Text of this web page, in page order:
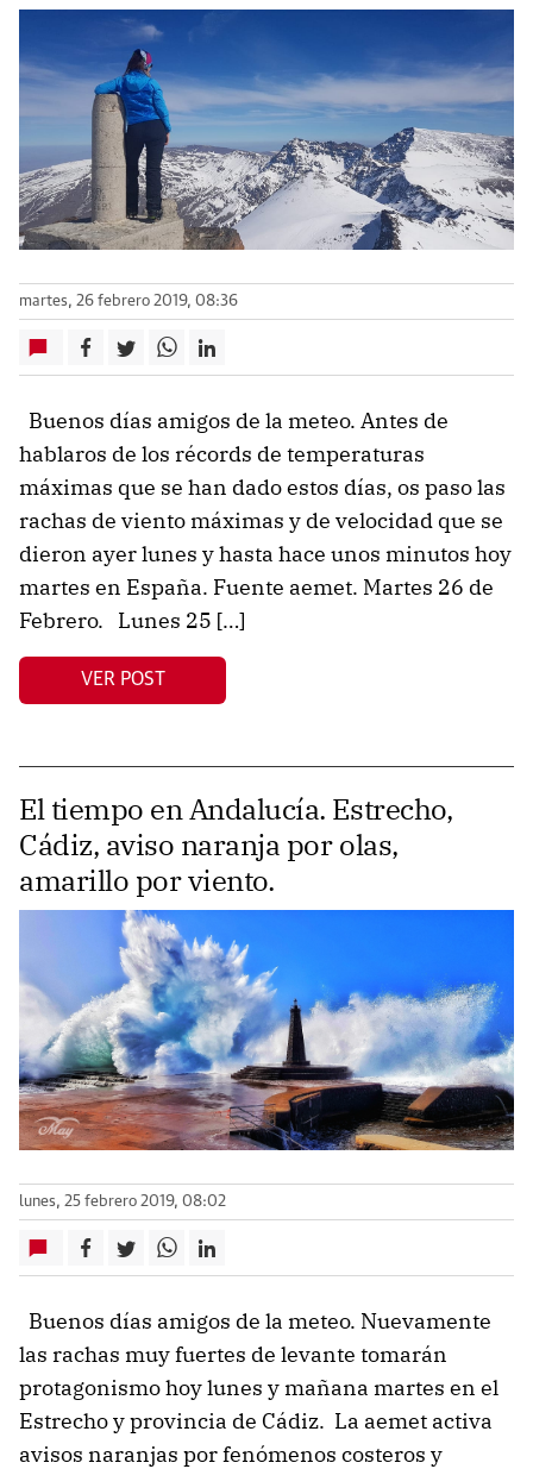
martes, 26 febrero 2019, 08:36
Buenos días amigos de la meteo. Antes de
hablaros de los récords de temperaturas
máximas que se han dado estos días, os paso las
rachas de viento máximas y de velocidad que se
dieron ayer lunes y hasta hace unos minutos hoy
martes en España. Fuente aemet. Martes 26 de
Febrero. Lunes 25 […]
VER POST
El tiempo en Andalucía. Estrecho,
Cádiz, aviso naranja por olas,
amarillo por viento.
lunes, 25 febrero 2019, 08:02
Buenos días amigos de la meteo. Nuevamente
las rachas muy fuertes de levante tomarán
protagonismo hoy lunes y mañana martes en el
Estrecho y provincia de Cádiz. La aemet activa
avisos naranjas por fenómenos costeros y